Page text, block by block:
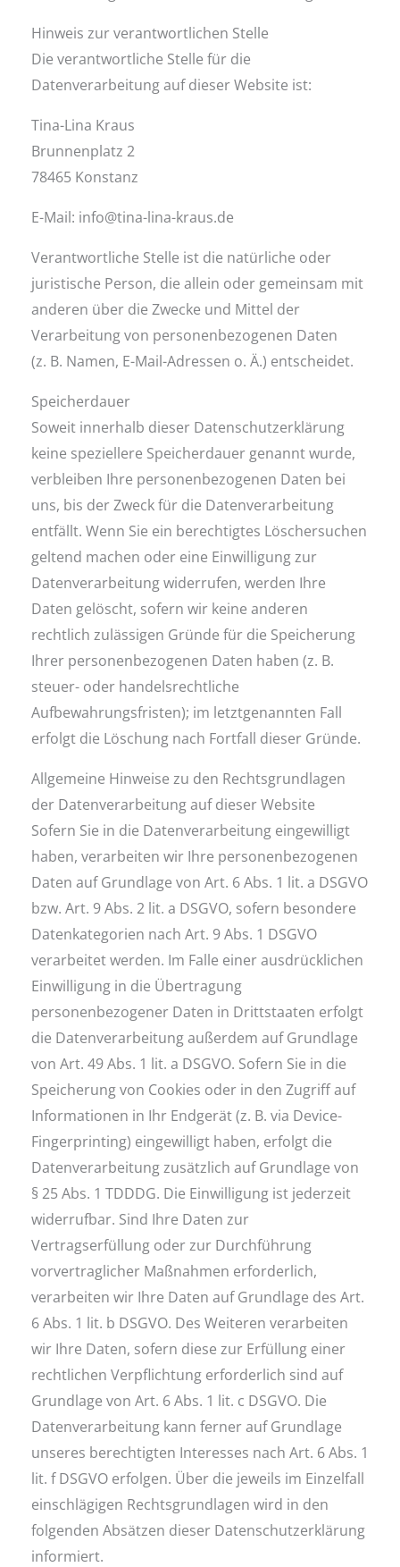
Hinweis zur verantwortlichen Stelle
Die verantwortliche Stelle für die
Datenverarbeitung auf dieser Website ist:
Tina-Lina Kraus
Brunnenplatz 2
78465 Konstanz
E-Mail: info@tina-lina-kraus.de
Verantwortliche Stelle ist die natürliche oder
juristische Person, die allein oder gemeinsam mit
anderen über die Zwecke und Mittel der
Verarbeitung von personenbezogenen Daten
(z. B. Namen, E-Mail-Adressen o. Ä.) entscheidet.
Speicherdauer
Soweit innerhalb dieser Datenschutzerklärung
keine speziellere Speicherdauer genannt wurde,
verbleiben Ihre personenbezogenen Daten bei
uns, bis der Zweck für die Datenverarbeitung
entfällt. Wenn Sie ein berechtigtes Löschersuchen
geltend machen oder eine Einwilligung zur
Datenverarbeitung widerrufen, werden Ihre
Daten gelöscht, sofern wir keine anderen
rechtlich zulässigen Gründe für die Speicherung
Ihrer personenbezogenen Daten haben (z. B.
steuer- oder handelsrechtliche
Aufbewahrungsfristen); im letztgenannten Fall
erfolgt die Löschung nach Fortfall dieser Gründe.
Allgemeine Hinweise zu den Rechtsgrundlagen
der Datenverarbeitung auf dieser Website
Sofern Sie in die Datenverarbeitung eingewilligt
haben, verarbeiten wir Ihre personenbezogenen
Daten auf Grundlage von Art. 6 Abs. 1 lit. a DSGVO
bzw. Art. 9 Abs. 2 lit. a DSGVO, sofern besondere
Datenkategorien nach Art. 9 Abs. 1 DSGVO
verarbeitet werden. Im Falle einer ausdrücklichen
Einwilligung in die Übertragung
personenbezogener Daten in Drittstaaten erfolgt
die Datenverarbeitung außerdem auf Grundlage
von Art. 49 Abs. 1 lit. a DSGVO. Sofern Sie in die
Speicherung von Cookies oder in den Zugriff auf
Informationen in Ihr Endgerät (z. B. via Device-
Fingerprinting) eingewilligt haben, erfolgt die
Datenverarbeitung zusätzlich auf Grundlage von
§ 25 Abs. 1 TDDDG. Die Einwilligung ist jederzeit
widerrufbar. Sind Ihre Daten zur
Vertragserfüllung oder zur Durchführung
vorvertraglicher Maßnahmen erforderlich,
verarbeiten wir Ihre Daten auf Grundlage des Art.
6 Abs. 1 lit. b DSGVO. Des Weiteren verarbeiten
wir Ihre Daten, sofern diese zur Erfüllung einer
rechtlichen Verpflichtung erforderlich sind auf
Grundlage von Art. 6 Abs. 1 lit. c DSGVO. Die
Datenverarbeitung kann ferner auf Grundlage
unseres berechtigten Interesses nach Art. 6 Abs. 1
lit. f DSGVO erfolgen. Über die jeweils im Einzelfall
einschlägigen Rechtsgrundlagen wird in den
folgenden Absätzen dieser Datenschutzerklärung
informiert.